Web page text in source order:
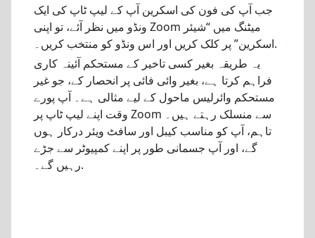
جب آپ کی فون کی اسکرین آپ کے لیپ ٹاپ کی ایک
ونڈو میں نظر آئے، تو اپنی Zoom میٹنگ میں “شیئر
اسکرین” پر کلک کریں اور اس ونڈو کو منتخب کریں۔.
یہ طریقہ بغیر کسی تاخیر کے مستحکم آئینہ کاری
فراہم کرتا ہے، بغیر وائی فائی پر انحصار کے، جو غیر
مستحکم وائرلیس ماحول کے لیے مثالی ہے۔ آپ پورے
وقت اپنے لیپ ٹاپ پر Zoom سے منسلک رہتے ہیں۔
تاہم، آپ کو مناسب کیبل اور سافٹ ویئر درکار ہوں
گے، اور آپ جسمانی طور پر اپنے کمپیوٹر سے جڑے
رہیں گے۔.